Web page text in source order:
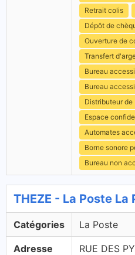
Retrait colis
Dépôt de
Ouverture de
Transfert
Bureau
Bureau
Distributeur
Espace
Automates
Borne sonore
Bureau non
THEZE - La Poste La
Catégories La Poste
Adresse
RUE DES